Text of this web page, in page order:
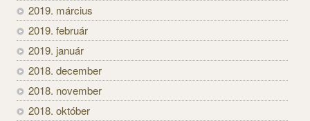
2019. március
2019. február
2019. január
2018. december
2018. november
2018. október